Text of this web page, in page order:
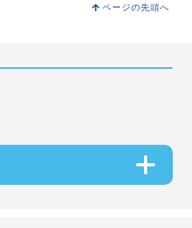
ページの先頭へ